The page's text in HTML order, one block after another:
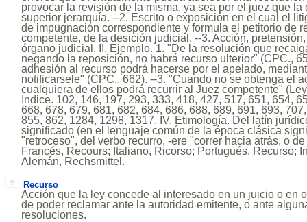
provocar la revisión de la misma, ya sea por el juez que la
superior jerarquía. --2. Escrito o exposición en el cual el
de impugnación correspondiente y formula el petitorio de
competente, de la desición judicial. --3. Acción,
órgano judicial. II. Ejemplo. 1. "De la resolución que
negando la reposición, no habrá recurso ulterior" (CPC.,
adhesión al recurso podrá hacerse por el apelado,
notificarsele" (CPC., 662). --3. "Cuando no se obtenga el
cualquiera de ellos podrá recurrir al Juez competente"
Indice. 102, 146, 197, 293, 333, 418, 427, 517, 651, 654,
668, 678, 679, 681, 682, 684, 686, 688, 689, 691, 693,
855, 862, 1284, 1298, 1317. IV. Etimología. Del latín
significado (en el lenguaje común de la época clásica
"retroceso", del verbo recurro, -ere "correr hacia atrás, o
Francés, Recours; Italiano, Ricorso; Portugués, Recurso;
Alemán, Rechsmittel.
Recurso
Acción que la ley concede al interesado en un juicio o en
de poder reclamar ante la autoridad emitente, o ante
resoluciones.